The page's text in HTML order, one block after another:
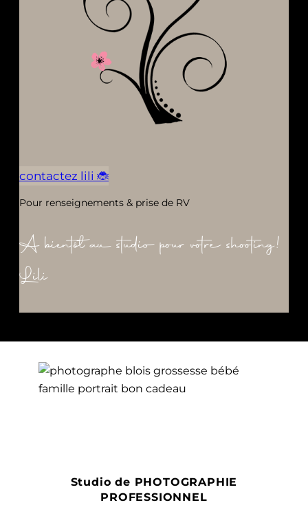
contactez lili 🐞
Pour renseignements & prise de RV
A bientôt au studio pour votre shooting!
Lili
Studio de PHOTOGRAPHIE
PROFESSIONNEL